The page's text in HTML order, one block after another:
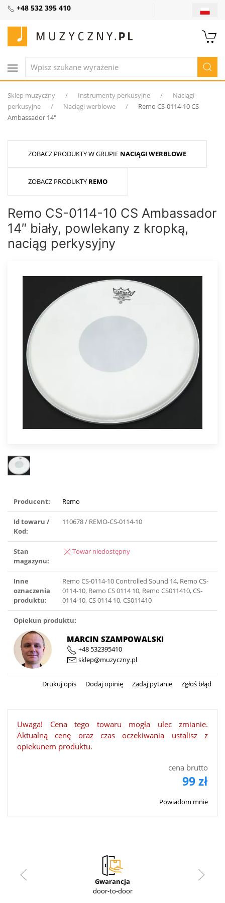
+48 532 395 410
Sklep muzyczny Instrumenty perkusyjne
Naciągi
perkusyjne
Naciągi werblowe
Remo CS-0114-10 CS
Ambassador 14″
ZOBACZ PRODUKTY W GRUPIE NACIĄGI WERBLOWE
ZOBACZ PRODUKTY REMO
Remo CS-0114-10 CS Ambassador
14″ biały, powlekany z kropką,
naciąg perkysyjny
Producent: Remo
Id towaru /
Kod:
110678 / REMO-CS-0114-10
Stan
magazynu:
Towar niedostępny
Inne
oznaczenia
produktu:
Remo CS-0114-10 Controlled Sound 14, Remo CS-
0114-10, Remo CS 0114 10, Remo CS011410, CS-
0114-10, CS 0114 10, CS011410
Opiekun produktu:
MARCIN SZAMPOWALSKI
+48 532395410
sklep@muzyczny.pl
Drukuj opis Dodaj opinię Zadaj pytanie Zgłoś błąd
Uwaga! Cena tego towaru mogła ulec zmianie.
Aktualną cenę oraz czas oczekiwania ustalisz z
opiekunem produktu.
cena brutto
99 zł
Powiadom mnie
Gwarancja
door-to-door